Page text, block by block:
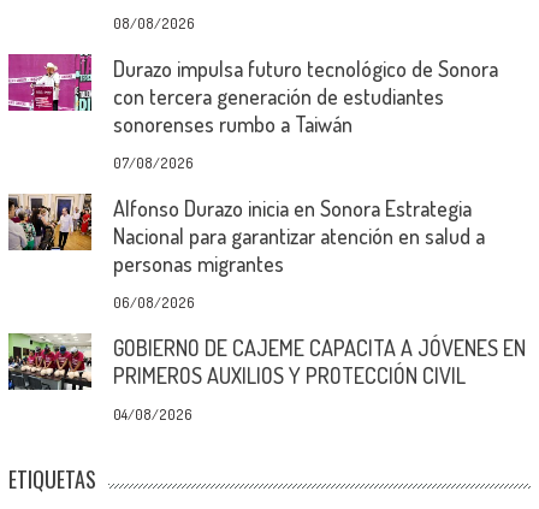
08/08/2026
Durazo impulsa futuro tecnológico de Sonora
con tercera generación de estudiantes
sonorenses rumbo a Taiwán
07/08/2026
Alfonso Durazo inicia en Sonora Estrategia
Nacional para garantizar atención en salud a
personas migrantes
06/08/2026
GOBIERNO DE CAJEME CAPACITA A JÓVENES EN
PRIMEROS AUXILIOS Y PROTECCIÓN CIVIL
04/08/2026
ETIQUETAS